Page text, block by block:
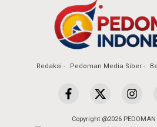
Redaksi Pedoman Media Siber
Copyright @2026